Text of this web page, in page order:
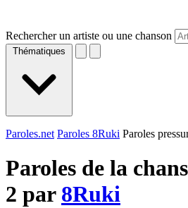
Rechercher un artiste ou une chanson
Thématiques
Paroles.net Paroles 8Ruki Paroles
Paroles de la
2 par 8Ruki